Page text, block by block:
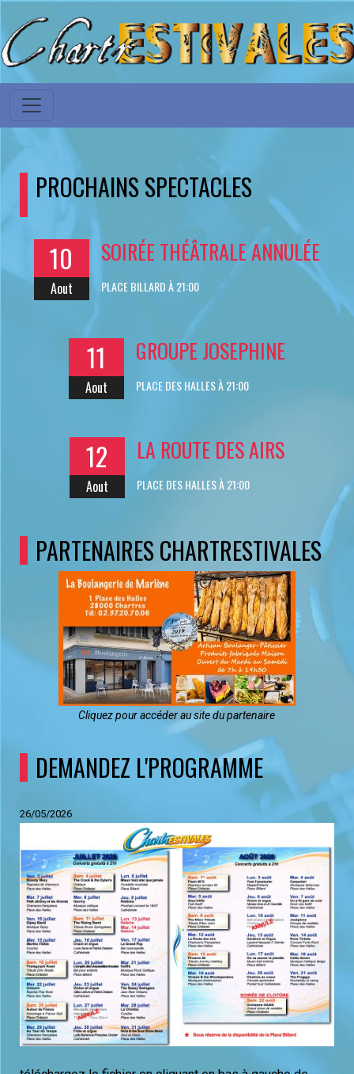
PROCHAINS SPECTACLES
10
Aout
SOIRÉE THÉÂTRALE ANNULÉE
PLACE BILLARD À 21:00
11
Aout
GROUPE JOSEPHINE
PLACE DES HALLES À 21:00
12
Aout
LA ROUTE DES AIRS
PLACE DES HALLES À 21:00
PARTENAIRES CHARTRESTIVALES
Cliquez pour accéder au site du partenaire
DEMANDEZ L'PROGRAMME
26/05/2026